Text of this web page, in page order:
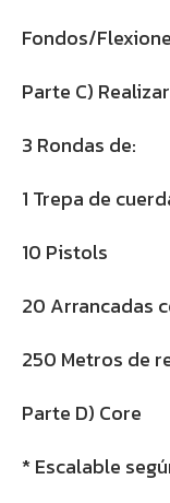
Fondos/
Parte C)
3 Rondas de:
1 Trepa de
10 Pistols
20 Arrancadas
250 Metros de
Parte D) Core
* Escalable